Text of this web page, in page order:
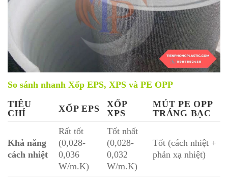
So sánh nhanh Xốp EPS, XPS và PE OPP
TIÊU
CHÍ
XỐP EPS
XỐP
XPS
MÚT PE OPP
TRÁNG BẠC
Khả năng
cách nhiệt
Rất tốt
(0,028-
0,036
W/m.K)
Tốt nhất
(0,028-
0,032
W/m.K)
Tốt (cách nhiệt +
phản xạ nhiệt)